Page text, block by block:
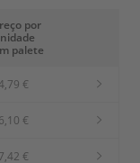
por
palete
€
€
€